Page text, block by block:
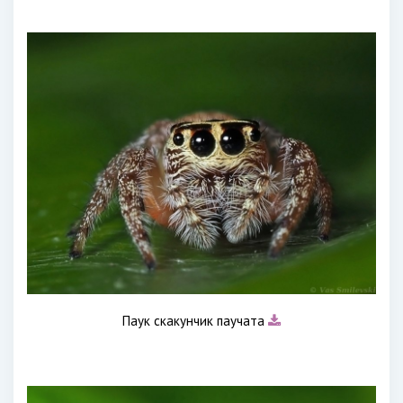
Паук скакунчик паучата